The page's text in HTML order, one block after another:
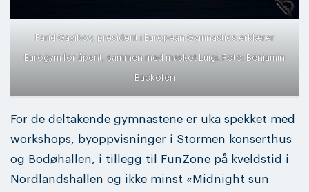
Farid Gayibov, president i European Gymnastics erklærer
Eurogym for åpent, sammen med maskot Luigi. Foto: Benjamin
Backofen
For de deltakende gymnastene er uka spekket med
workshops, byoppvisninger i Stormen konserthus
og Bodøhallen, i tillegg til FunZone på kveldstid i
Nordlandshallen og ikke minst «Midnight sun